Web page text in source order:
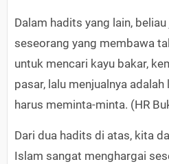
Dalam hadits yang lain,
seseorang yang membawa
untuk mencari kayu bakar,
pasar, lalu menjualnya
harus meminta-minta. (HR
Dari dua hadits di atas, kita
Islam sangat menghargai